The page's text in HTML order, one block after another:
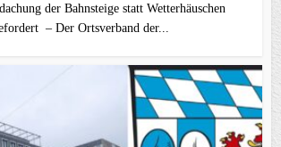
der Bahnsteige statt Wetterhäuschen
– Der Ortsverband der...